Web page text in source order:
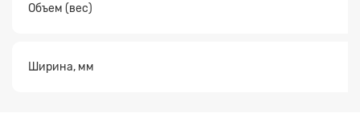
Объем (вес)
Ширина, мм